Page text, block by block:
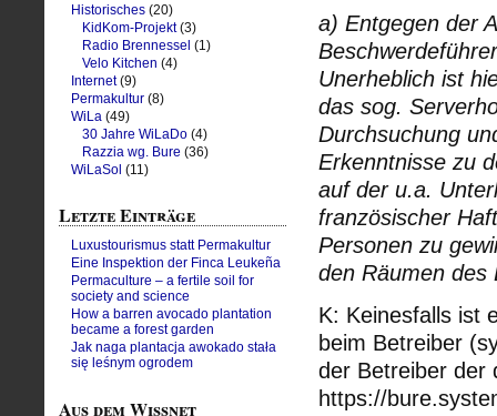
a) Entgegen der
Unerheblich ist
das sog.
Durchsuchung
Erkenntnisse zu
auf der u.a.
französischer
Personen zu
den Räumen des
K: Keinesfalls ist
beim Betreiber
der Betreiber der
https://
Historisches(20)
KidKom-Projekt(3)
Radio Brennessel (1)
Velo Kitchen (4)
Internet(9)
Permakultur(8)
WiLa (49)
30 Jahre WiLaDo(4)
Razzia wg. Bure (36)
WiLaSol (11)
Letzte Einträge
Luxustourismus statt Permakultur
Eine Inspektion der Finca Leukeña
Permaculture – a fertile soil for
society and science
How a barren avocado plantation
became a forest garden
Jak naga plantacja awokado stała
się leśnym ogrodem
Aus dem Wissnet